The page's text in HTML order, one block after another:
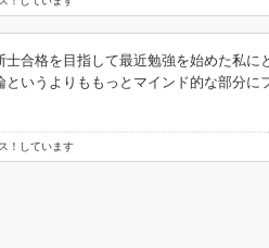
士合格を目指して最近勉強を始めた私
というよりももっとマインド的な部分に
！しています